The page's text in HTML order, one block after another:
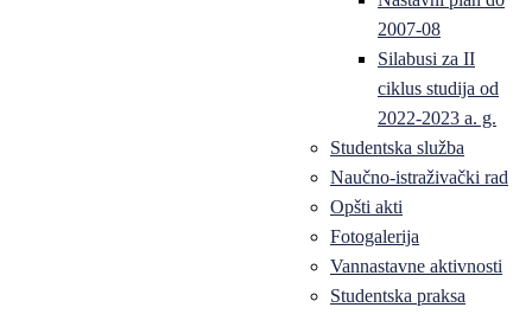
2007-08
Silabusi za II
ciklus studija od
2022-2023 a. g.
Studentska služba
Naučno-istraživački rad
Opšti akti
Fotogalerija
Vannastavne aktivnosti
Studentska praksa